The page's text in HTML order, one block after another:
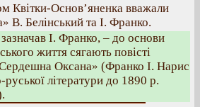
Квітки-Основ’яненка вважали
В. Белінський та І. Франко.
І. Франко, – до основи
життя сягають повісті
Оксана» (Франко І. Нарис
руської літератури до 1890 р.